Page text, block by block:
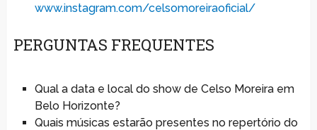
www.instagram.com/celsomoreiraoficial/
PERGUNTAS FREQUENTES
Qual a data e local do show de Celso Moreira em
Belo Horizonte?
Quais músicas estarão presentes no repertório do